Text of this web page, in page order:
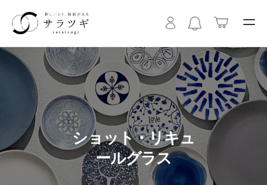
ショット・リキュ
ールグラス